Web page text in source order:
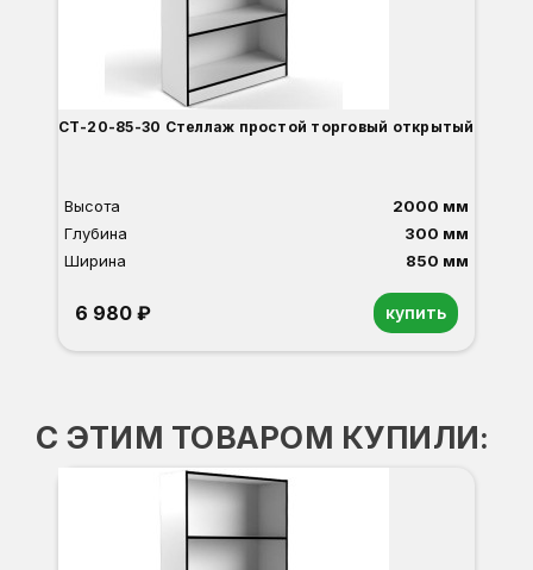
СТ-20-85-30 Стеллаж простой торговый открытый
Высота
2000 мм
Глубина
300 мм
Ширина
850 мм
6 980 ₽ купить
С ЭТИМ ТОВАРОМ КУПИЛИ: